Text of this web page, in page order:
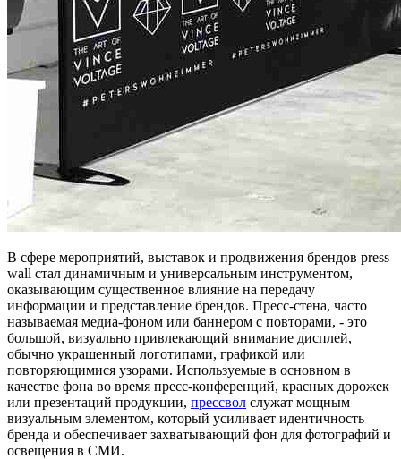
В сфере мероприятий, выставок и продвижения брендов press
wall стал динамичным и универсальным инструментом,
оказывающим существенное влияние на передачу
информации и представление брендов. Пресс-стена, часто
называемая медиа-фоном или баннером с повторами, - это
большой, визуально привлекающий внимание дисплей,
обычно украшенный логотипами, графикой или
повторяющимися узорами. Используемые в основном в
качестве фона во время пресс-конференций, красных дорожек
или презентаций продукции, прессвол служат мощным
визуальным элементом, который усиливает идентичность
бренда и обеспечивает захватывающий фон для фотографий и
освещения в СМИ.